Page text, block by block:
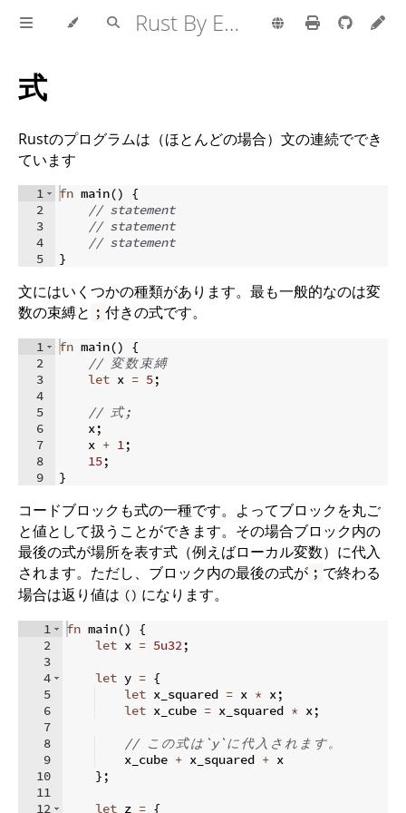
Rust By Example
式
Rustのプログラムは（ほとんどの場合）文の連続ででき
ています
1
2
3
4
5
fn main()
{
// statement
// statement
// statement
}
文にはいくつかの種類があります。最も一般的なのは変
数の束縛と ; 付きの式です。
1
2
3
4
5
6
7
8
9
fn main()
{
// 変数束縛
let x = 5;
// 式;
    x
;
    x
+ 1;
15;
}
コードブロックも式の一種です。よってブロックを丸ご
と値として扱うことができます。その場合ブロック内の
最後の式が場所を表す式（例えばローカル変数）に代入
されます。ただし、ブロック内の最後の式が ; で終わる
場合は返り値は () になります。
1
2
3
4
5
6
7
8
9
10
11
12
fn main()
{
let x = 5u32;
let y = {
let x_squared = x * x;
let x_cube = x_squared * x;
// こ の式は `y`に代 入 され ま す。
    x_cube
+ x_squared + x
} ;
let z = {